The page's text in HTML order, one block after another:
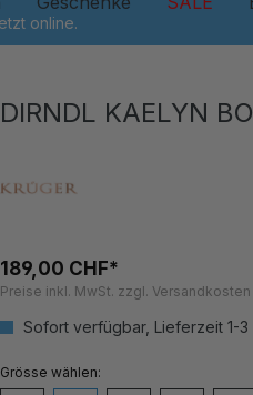
DIRNDL KAELYN
189,00 CHF*
Preise inkl. MwSt. zzgl. Versandkosten
Sofort verfügbar, Lieferzeit 1-3
Grösseauswählen